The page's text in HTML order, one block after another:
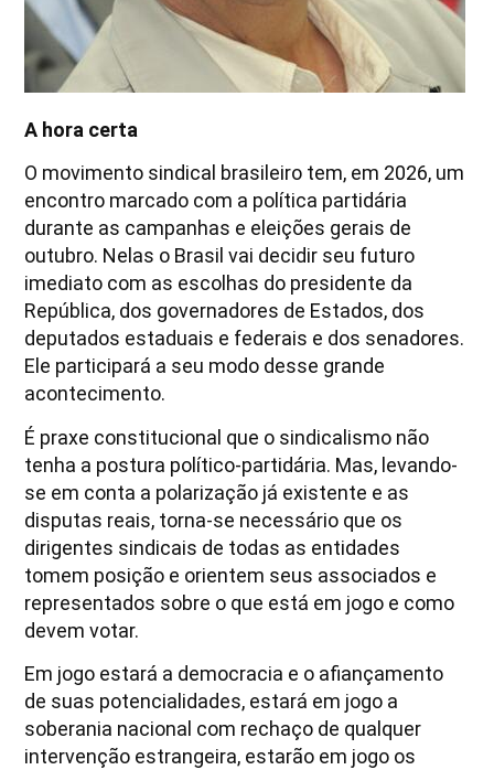
A hora certa
O movimento sindical brasileiro tem, em 2026, um
encontro marcado com a política partidária
durante as campanhas e eleições gerais de
outubro. Nelas o Brasil vai decidir seu futuro
imediato com as escolhas do presidente da
República, dos governadores de Estados, dos
deputados estaduais e federais e dos senadores.
Ele participará a seu modo desse grande
acontecimento.
É praxe constitucional que o sindicalismo não
tenha a postura político-partidária. Mas, levando-
se em conta a polarização já existente e as
disputas reais, torna-se necessário que os
dirigentes sindicais de todas as entidades
tomem posição e orientem seus associados e
representados sobre o que está em jogo e como
devem votar.
Em jogo estará a democracia e o afiançamento
de suas potencialidades, estará em jogo a
soberania nacional com rechaço de qualquer
intervenção estrangeira, estarão em jogo os